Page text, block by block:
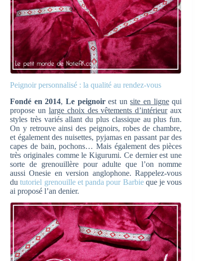
Peignoir personnalisé : la qualité au rendez-vous
Fondé en 2014, Le peignoirest unsite en lignequi
propose un large choix des vêtements d’intérieuraux
styles très variés allant du plus classique au plus fun.
On y retrouve ainsi des peignoirs, robes de chambre,
et également des nuisettes, pyjamas en passant par des
capes de bain, pochons… Mais également des pièces
très originales comme le Kigurumi. Ce dernier est une
sorte de grenouillère pour adulte que l’on nomme
aussi Onesie en version anglophone. Rappelez-vous
dututoriel grenouille et panda pour Barbie que je vous
ai proposé l’an denier.